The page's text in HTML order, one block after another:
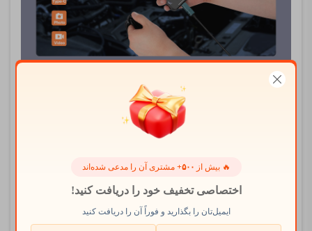
چگونه اندوسکوپ‌های صنعتی نگهداری
تجهیزات را دگرگون می‌کنند
🔥 بیش از ۵۰۰+ مشتری آن را مدعی شده‌اند
اختصاصی تخفیف خود را دریافت کنید!
ایمیل‌تان را بگذارید و فوراً آن را دریافت کنید